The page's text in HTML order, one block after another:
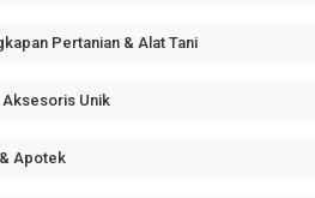
Pertanian & Alat Tani
Unik
Apotek